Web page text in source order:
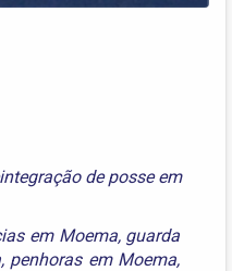
de posse em
em Moema, guarda
, penhoras em Moema,